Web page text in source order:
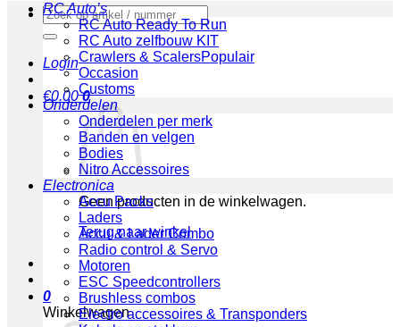
Zoeken
naar:
Login
€0.00 0
Geen producten in de winkelwagen.
Terug naar winkel
0
Winkelwagen
RC Auto’s
RC Auto Ready To Run
RC Auto zelfbouw KIT
Crawlers & Scalers
Occasion
Customs
Onderdelen
Onderdelen per merk
Banden en velgen
Bodies
Nitro Accessoires
Electronica
Accu Packs
Laders
Accu & Lader Combo
Radio control & Servo
Motoren
ESC Speedcontrollers
Brushless combos
Electro accessoires & Transponders